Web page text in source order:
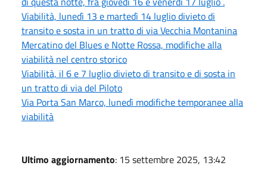
Viabilità, lunedì 13 e martedì 14 luglio divieto di
transito e sosta in un tratto di via Vecchia Montanina
Mercatino del Blues e Notte Rossa, modifiche alla
viabilità nel centro storico
Viabilità, il 6 e 7 luglio divieto di transito e di sosta in
un tratto di via del Piloto
Via Porta San Marco, lunedì modifiche temporanee alla
viabilità
Ultimo aggiornamento: 15 settembre 2025, 13:42